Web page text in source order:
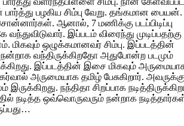
பார்த்து பழகிய சிம்பு வேறு. தங்கமான பையன்.
ஆனால், 7 மணிக்கு படப்பிடிப்பு
இப்படம் விரைந்து முடிப்பதற்கு
மிகவும் ஒழுக்கமானவர் சிம்பு. இப்படத்தின்
நன்றாக வந்திருக்கிறதோ அதுபோன்ற படமும்
இப்படத்தின் இசை மிகவும்
அருமையாக தமிழ் பேசுகிறார்.
இருக்கிறது. நந்திதா சிறப்பாக
நடித்த ஒவ்வொருவரும் நன்றாக